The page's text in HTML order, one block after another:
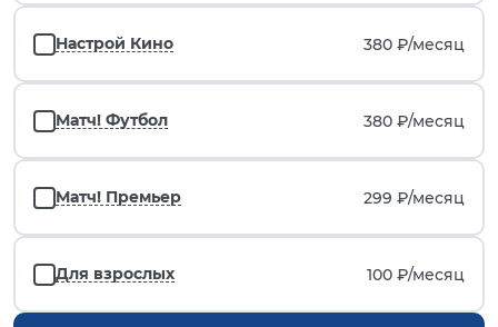
Настрой Кино 380 ₽/месяц
Матч! Футбол 380 ₽/месяц
Матч! Премьер 299 ₽/месяц
Для взрослых 100 ₽/месяц